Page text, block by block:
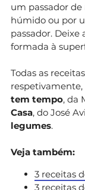
um passador
húmido ou por
passador.
formada à
Todas as
respetivamente,
tem tempo, da
Casa, do José
legumes.
Veja também:
3 receitas
3 receitas